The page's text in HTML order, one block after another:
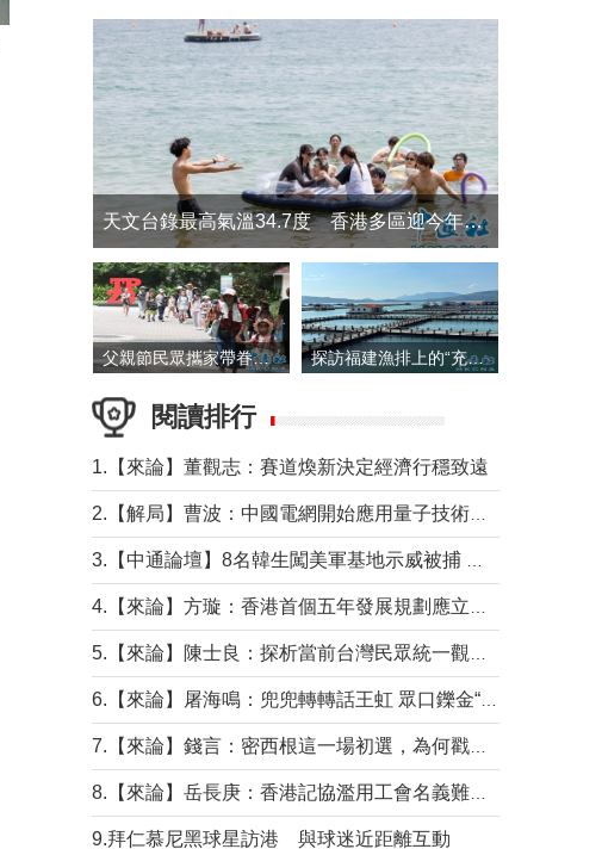
天文台錄最高氣溫34.7度 香港多區迎今年最熱一天
父親節民眾攜家帶眷出遊 探訪福建漁排上的“充電寶”
閱讀排行
1.【來論】董觀志：賽道煥新決定經濟行穩致遠
9.拜仁慕尼黑球星訪港 與球迷近距離互動